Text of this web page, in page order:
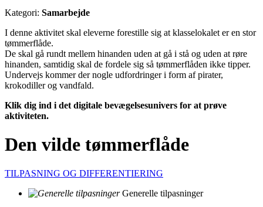
Kategori: Samarbejde
I denne aktivitet skal eleverne forestille sig at klasselokalet er en stor
tømmerflåde.
De skal gå rundt mellem hinanden uden at gå i stå og uden at røre
hinanden, samtidig skal de fordele sig så tømmerflåden ikke tipper.
Undervejs kommer der nogle udfordringer i form af pirater,
krokodiller og vandfald.
Klik dig ind i det digitale bevægelsesunivers for at prøve
aktiviteten.
Den vilde tømmerflåde
TILPASNING OG DIFFERENTIERING
Generelle tilpasninger